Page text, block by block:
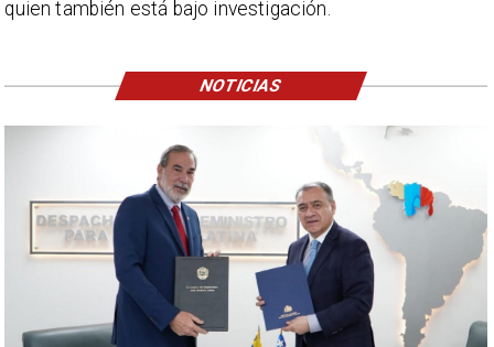
quien también está bajo investigación.
NOTICIAS